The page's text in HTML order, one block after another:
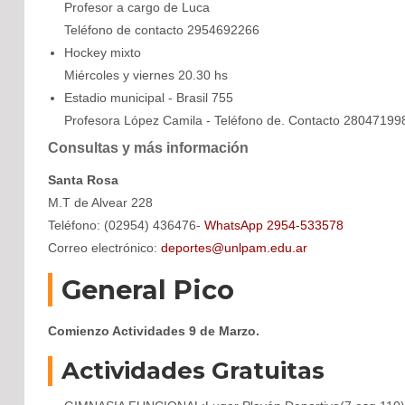
Profesor a cargo de Luca
Teléfono de contacto 2954692266
Hockey mixto
Miércoles y viernes 20.30 hs
Estadio municipal - Brasil 755
Profesora López Camila - Teléfono de. Contacto
Consultas y más información
Santa Rosa
M.T de Alvear 228
Teléfono: (02954) 436476- WhatsApp 2954-533578
Correo electrónico: deportes@unlpam.edu.ar
General Pico
Comienzo Actividades 9 de Marzo.
Actividades Gratuitas